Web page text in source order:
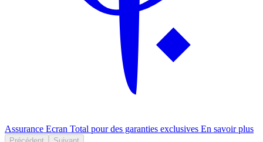
Assurance Ecran Total pour des garanties exclusives En savoir plus